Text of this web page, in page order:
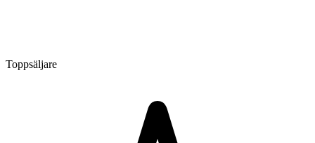
Toppsäljare